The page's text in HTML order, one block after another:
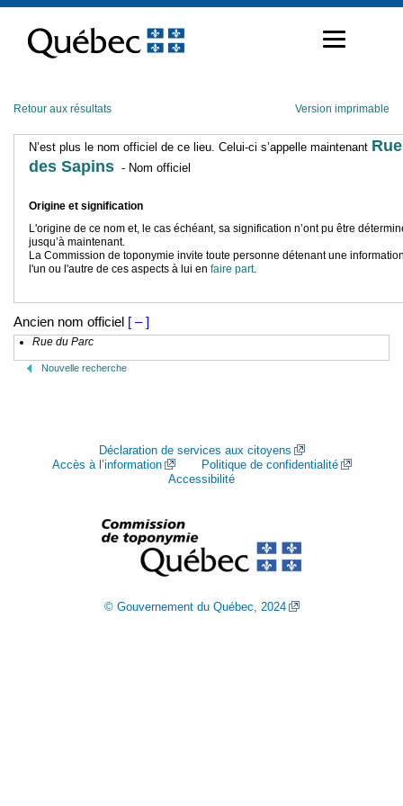
contenu
Retour aux résultats Version imprimable
N’est plus le nom officiel de ce lieu. Celui-ci s’appelle maintenant Rue
des Sapins - Nom officiel
Origine et signification
L'origine de ce nom et, le cas échéant, sa signification n’ont pu être
jusqu’à maintenant.
La Commission de toponymie invite toute personne détenant une
l'un ou l'autre de ces aspects à lui en faire part.
Ancien nom officiel [ – ]
Rue du Parc
Nouvelle recherche
Déclaration de services aux citoyens
Accès à l’information
Politique de confidentialité
Accessibilité
© Gouvernement du Québec, 2024